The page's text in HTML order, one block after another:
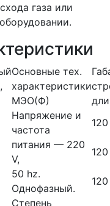
газа или
Основные тех.
характеристики
МЭО(Ф)
Напряжение и
частота
питания — 220
V,
50 hz.
Однофазный.
Степень
120
120
120